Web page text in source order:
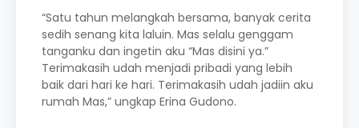
“Satu tahun melangkah bersama, banyak cerita
sedih senang kita laluin. Mas selalu genggam
tanganku dan ingetin aku “Mas disini ya.”
Terimakasih udah menjadi pribadi yang lebih
baik dari hari ke hari. Terimakasih udah jadiin aku
rumah Mas,” ungkap Erina Gudono.